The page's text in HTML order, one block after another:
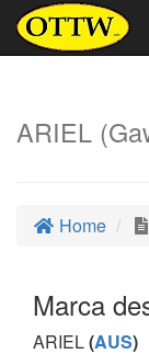
ARIEL
Home
Marca
ARIEL(AUS)